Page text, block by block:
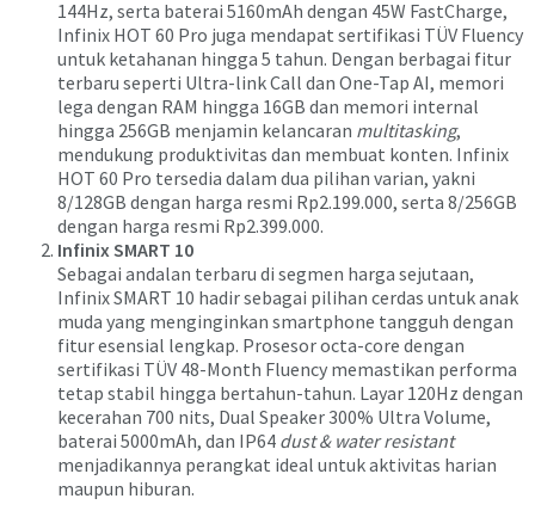
144Hz, serta baterai 5160mAh dengan 45W FastCharge,
Infinix HOT 60 Pro juga mendapat sertifikasi TÜV Fluency
untuk ketahanan hingga 5 tahun. Dengan berbagai fitur
terbaru seperti Ultra-link Call dan One-Tap AI, memori
lega dengan RAM hingga 16GB dan memori internal
hingga 256GB menjamin kelancaran multitasking,
mendukung produktivitas dan membuat konten. Infinix
HOT 60 Pro tersedia dalam dua pilihan varian, yakni
8/128GB dengan harga resmi Rp2.199.000, serta 8/256GB
dengan harga resmi Rp2.399.000.
Infinix SMART 10
Sebagai andalan terbaru di segmen harga sejutaan,
Infinix SMART 10 hadir sebagai pilihan cerdas untuk anak
muda yang menginginkan smartphone tangguh dengan
fitur esensial lengkap. Prosesor octa-core dengan
sertifikasi TÜV 48-Month Fluency memastikan performa
tetap stabil hingga bertahun-tahun. Layar 120Hz dengan
kecerahan 700 nits, Dual Speaker 300% Ultra Volume,
baterai 5000mAh, dan IP64 dust & water resistant
menjadikannya perangkat ideal untuk aktivitas harian
maupun hiburan.